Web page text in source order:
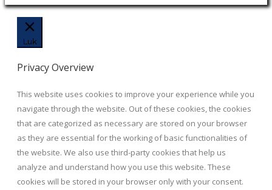
Luk
Privacy Overview
This website uses cookies to improve your experience while you
navigate through the website. Out of these cookies, the cookies
that are categorized as necessary are stored on your browser
as they are essential for the working of basic functionalities of
the website. We also use third-party cookies that help us
analyze and understand how you use this website. These
cookies will be stored in your browser only with your consent.